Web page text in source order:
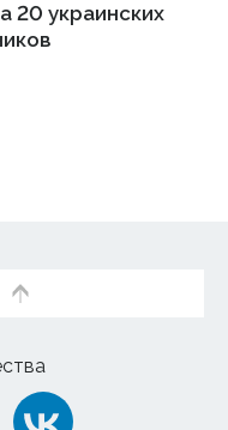
20 украинских